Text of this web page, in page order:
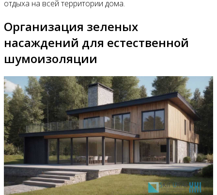
отдыха на всей территории дома.
Организация зеленых
насаждений для естественной
шумоизоляции